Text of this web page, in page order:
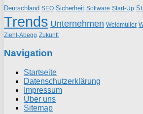
Deutschland SEO Sicherheit Software Start-Up
Trends Unternehmen Weidmüller
Ziehl-Abegg Zukunft
Navigation
Startseite
Datenschutzerklärung
Impressum
Über uns
Sitemap